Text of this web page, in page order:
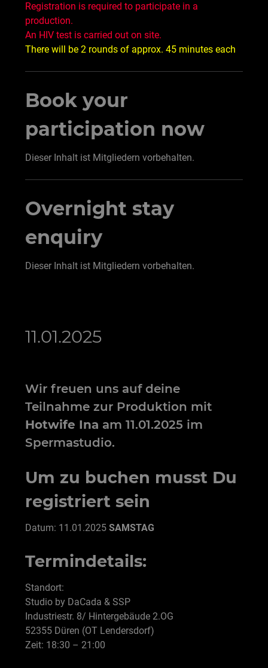
Registration is required to participate in a
production.
An HIV test is carried out on site.
There will be 2 rounds of approx. 45 minutes each
Book your
participation now
Dieser Inhalt ist Mitgliedern vorbehalten.
Overnight stay
enquiry
Dieser Inhalt ist Mitgliedern vorbehalten.
11.01.2025
Wir freuen uns auf deine
Teilnahme zur Produktion mit
Hotwife Ina am 11.01.2025 im
Spermastudio.
Um zu buchen musst Du
registriert sein
Datum: 11.01.2025 SAMSTAG
Termindetails:
Standort:
Studio by DaCada & SSP
Industriestr. 8/ Hintergebäude 2.OG
52355 Düren (OT Lendersdorf)
Zeit: 18:30 – 21:00